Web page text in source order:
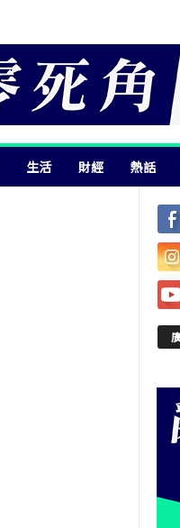
生活 財經 熱話